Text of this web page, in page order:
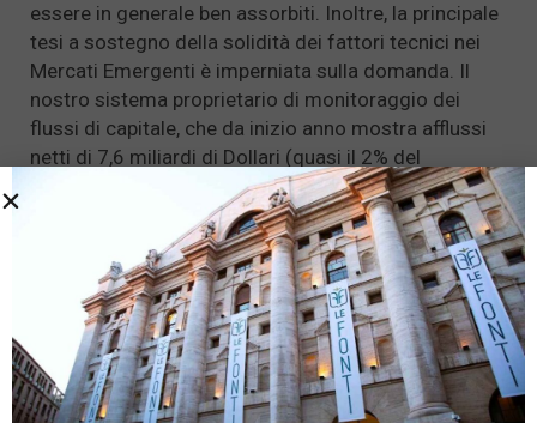
essere in generale ben assorbiti. Inoltre, la principale
tesi a sostegno della solidità dei fattori tecnici nei
Mercati Emergenti è imperniata sulla domanda. Il
nostro sistema proprietario di monitoraggio dei
flussi di capitale, che da inizio anno mostra afflussi
netti di 7,6 miliardi di Dollari (quasi il 2% del
patrimonio in gestione), segnala che gli investitori
che si muovono a livello globale continuano a
scommettere sul debito emergente per accrescere i
rendimenti.
Qualora i rendimenti nei Mercati Sviluppati
dovessero salire più del previsto, i flussi di capitale
potrebbero ruotare a sfavore del debito emergente
afferma J.P. Morgan. Al momento, tuttavia, il debito